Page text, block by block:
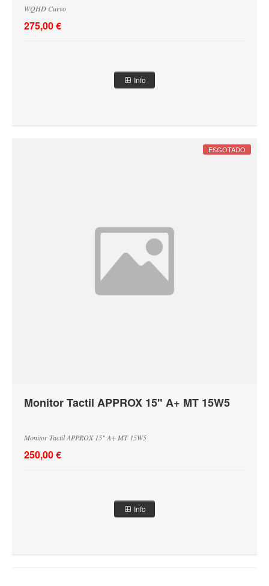
WQHD Curvo
275,00 €
Info
ESGOTADO
Monitor Tactil APPROX 15" A+ MT 15W5
Monitor Tactil APPROX 15" A+ MT 15W5
250,00 €
Info